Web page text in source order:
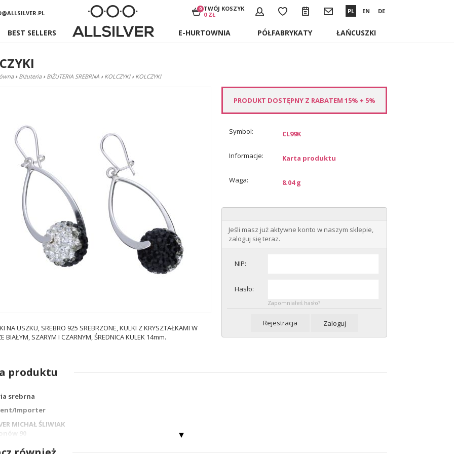
TWÓJ KOSZYK
0 ZŁ
0 PL EN DE
BEST SELLERS E-HURTOWNIA PÓŁFABRYKATY ŁAŃCUSZKI
› Biżuteria › BIŻUTERIA SREBRNA › KOLCZYKI › KOLCZYKI
NA USZKU, SREBRO 925 SREBRZONE, KULKI Z KRYSZTAŁKAMI W
BIAŁYM, SZARYM I CZARNYM, ŚREDNICA KULEK 14mm.
PRODUKT DOSTĘPNY Z RABATEM 15% + 5%
Symbol: CL99K
Informacje: Karta produktu
Waga: 8.04 g
Jeśli masz już aktywne konto w naszym sklepie,
zaloguj się teraz.
NIP:
Hasło:
Zapomniałeś hasło?
Rejestracja Zaloguj
produktu
srebrna
Importer
MICHAŁ ŚLIWIAK
90